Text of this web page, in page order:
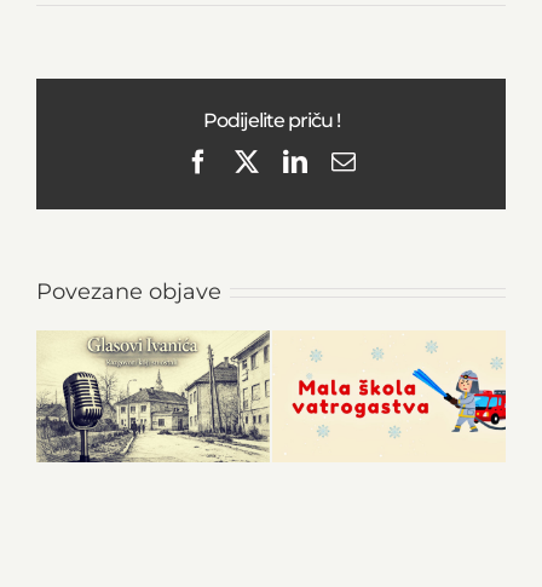
Podijelite priču !
FacebookLinkedIn
Email
Povezane objave